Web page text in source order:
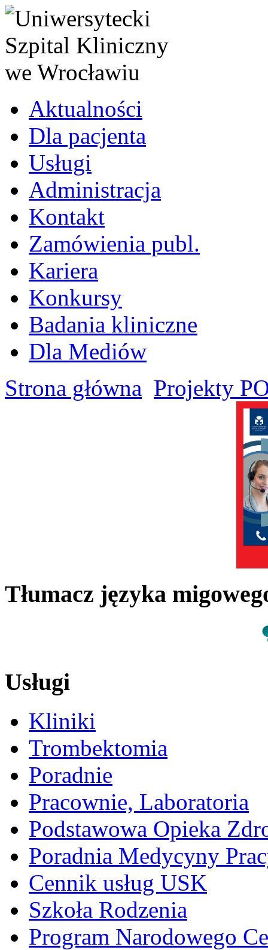
Aktualności
Dla pacjenta
Usługi
Administracja
Kontakt
Zamówienia publ.
Kariera
Konkursy
Badania kliniczne
Dla Mediów
Strona główna Projekty
Tłumacz języka
Usługi
Kliniki
Trombektomia
Poradnie
Pracownie, Laboratoria
Podstawowa Opieka
Poradnia Medycyny
Cennik usług USK
Szkoła Rodzenia
Program Narodowego